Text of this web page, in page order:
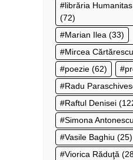
librăria
(72)
Marian Ilea (33)
Mircea Cărtărescu
poezie (62)
Radu
Raftul Denisei
Simona Antonescu
Vasile Baghiu (25)
Viorica Răduţă